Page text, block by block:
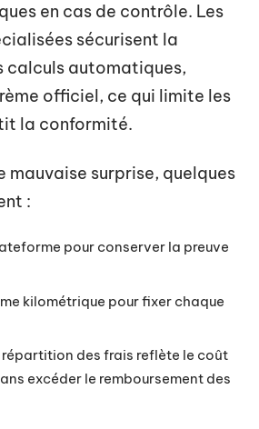
en cas de contrôle. Les
sécurisent la
calculs automatiques,
officiel, ce qui limite les
la conformité.
mauvaise surprise, quelques
:
pour conserver la preuve
kilométrique pour fixer chaque
répartition des frais reflète le coût
excéder le remboursement des